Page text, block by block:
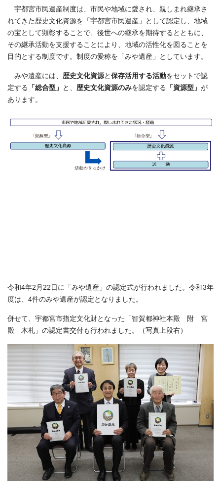
宇都宮市民遺産制度は、市民や地域に愛され、親しまれ継承さ
れてきた歴史文化資源を「宇都宮市民遺産」として認定し、地域
の宝として顕彰することで、後世への継承を期待するとともに、
その継承活動を支援することにより、地域の活性化を図ることを
目的とする制度です。制度の愛称を「みや遺産」としています。
みや遺産には、 歴史文化資源と 保存活用する活動をセットで認
定する
「総合型」 と、 歴史文化資源のみを認定する 「資源型」 が
あります。
令和4年2月22日に「みや遺産」の認定式が行われました。令和3年
度は、4件のみや遺産が認定となりました。
併せて、宇都宮市指定文化財となった「智賀都神社本殿 附 宮
殿 木札」の認定書交付も行われました。（写真上段右）